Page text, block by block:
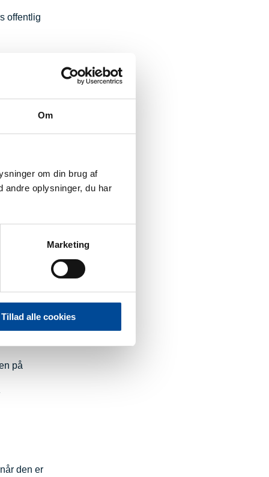
Om
om din brug af
andre oplysninger, du har
Marketing
Tillad alle cookies
offentlig
som
på
nr. 4 af 3.
på
den er